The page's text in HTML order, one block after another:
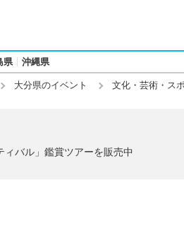
県 沖縄県
大分県のイベント 文化・芸術・ス
バル」鑑賞ツアーを販売中